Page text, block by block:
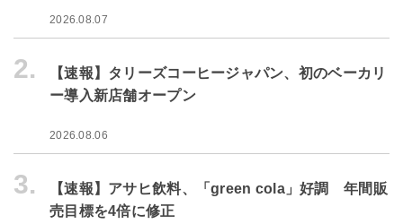
2026.08.07
2.
【速報】タリーズコーヒージャパン、初のベーカリ
ー導入新店舗オープン
2026.08.06
3.
【速報】アサヒ飲料、「green cola」好調 年間販
売目標を4倍に修正